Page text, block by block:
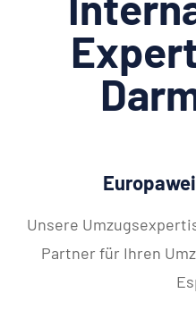
Unsere
Partner für Ihren